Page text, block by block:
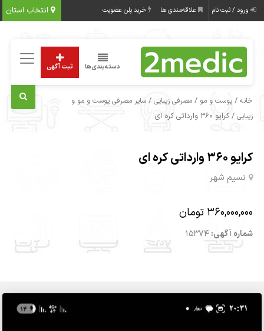
انتخاب استان ورود / ثبت نام علاقه‌مندی ها خرید پلن عضویت
دسته‌بندی‌ها ثبت آگهی
خانه /پوست و مو /مصرفی زیبایی /سایر مصرفی پوست و مو و
زیبایی / کرایو 360 وارداتی کره ای
کرایو 360 وارداتی کره ای
نسیم شهر
360,000,000 تومان
شماره آگهی:15374